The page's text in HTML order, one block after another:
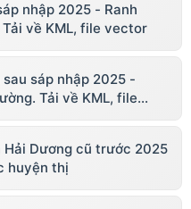
nhập 2025 - Ranh
về KML, file vector
sau sáp nhập 2025 -
Tải về KML, file
Hải Dương cũ trước 2025
huyện thị